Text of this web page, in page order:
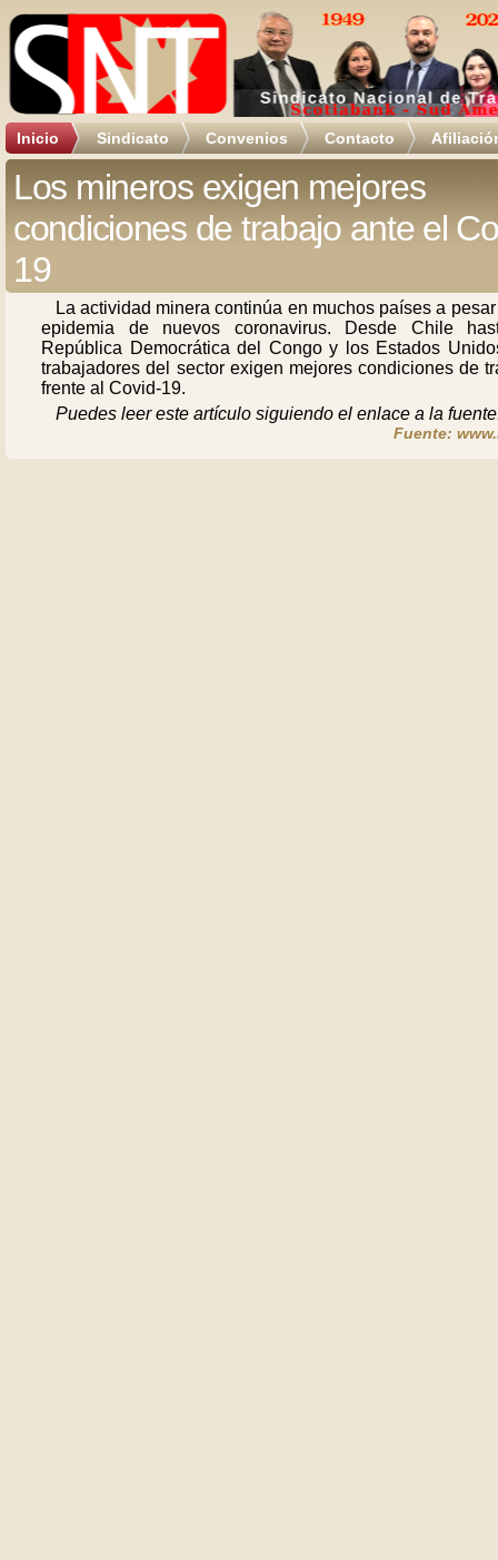
Inicio Sindicato Convenios Contacto
Los mineros exigen mejores
condiciones de trabajo ante el
19
La actividad minera continúa en muchos países a
epidemia de nuevos coronavirus. Desde Chile
República Democrática del Congo y los Estados
trabajadores del sector exigen mejores condiciones de
frente al Covid-19.
Puedes leer este artículo siguiendo el enlace a la
Fuente: